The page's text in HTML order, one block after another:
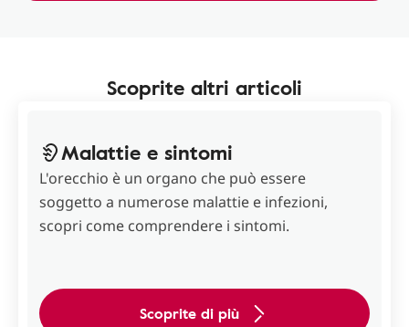
Scoprite altri articoli
Malattie e sintomi
L'orecchio è un organo che può essere
soggetto a numerose malattie e infezioni,
scopri come comprendere i sintomi.
Scoprite di più